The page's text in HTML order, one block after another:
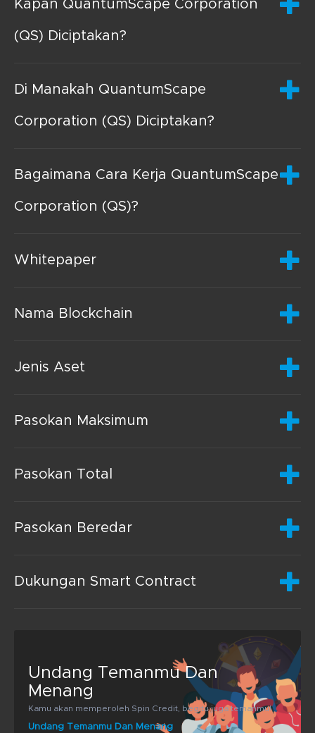
Kapan QuantumScape Corporation
(QS) Diciptakan?
Di Manakah QuantumScape
Corporation (QS) Diciptakan?
Bagaimana Cara Kerja QuantumScape
Corporation (QS)?
Whitepaper
Nama Blockchain
Jenis Aset
Pasokan Maksimum
Pasokan Total
Pasokan Beredar
Dukungan Smart Contract
Undang Temanmu Dan
Menang
Kamu akan memperoleh Spin Credit, begitu juga temanmu!
Undang Temanmu Dan Menang